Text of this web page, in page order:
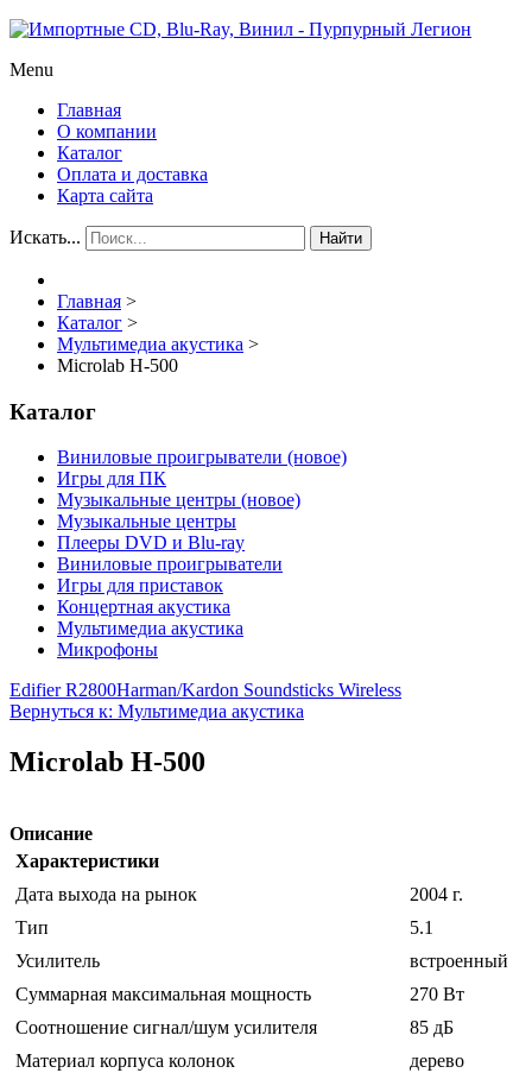
Menu
Главная
О компании
Каталог
Оплата и доставка
Карта сайта
Искать... Найти
Главная >
Каталог >
Мультимедиа акустика >
Microlab H-500
Каталог
Виниловые проигрыватели (новое)
Игры для ПК
Музыкальные центры (новое)
Музыкальные центры
Плееры DVD и Blu-ray
Виниловые проигрыватели
Игры для приставок
Концертная акустика
Мультимедиа акустика
Микрофоны
Edifier R2800Harman/Kardon Soundsticks Wireless
Вернуться к: Мультимедиа акустика
Microlab H-500
Описание
Характеристики
Дата выхода на рынок
2004 г.
Тип
5.1
Усилитель
встроенный
Суммарная максимальная мощность
270 Вт
Соотношение сигнал/шум усилителя
85 дБ
Материал корпуса колонок
дерево